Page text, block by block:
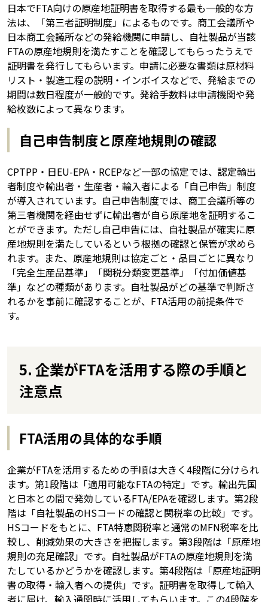
日本でFTA向けの原産地証明書を取得する最も一般的な方
法は、「第三者証明制度」によるものです。商工会議所や
日本商工会議所などの発給機関に申請し、自社製品が当該
FTAの原産地規則を満たすことを確認してもらったうえで
証明書を発行してもらいます。申請に必要な書類は原材料
リスト・製造工程の説明・インボイスなどで、発給までの
期間は数日程度が一般的です。発給手数料は申請機関や発
給枚数によって異なります。
自己申告制度と原産地規則の確認
CPTPP・日EU-EPA・RCEPなど一部の協定では、認定輸出
者制度や輸出者・生産者・輸入者による「自己申告」制度
が導入されています。自己申告制度では、商工会議所等の
第三者機関を経由せずに輸出者が自ら原産地を証明するこ
とができます。ただし自己申告には、自社製品が確実に原
産地規則を満たしているという根拠の確認と保管が求めら
れます。また、原産地規則は協定ごと・品目ごとに異なり
「完全生産品基準」「関税分類変更基準」「付加価値基
準」などの種類があります。自社製品がどの基準で判断さ
れるかを事前に確認することが、FTA活用の前提条件で
す。
5. 企業がFTAを活用する際の手順と
注意点
FTA活用の具体的な手順
企業がFTAを活用するための手順は大きく4段階に分けられ
ます。第1段階は「適用可能なFTAの特定」です。輸出先国
と日本との間で発効しているFTA/EPAを確認します。第2段
階は「自社製品のHSコードの確認と関税率の比較」です。
HSコードをもとに、FTA特恵関税率と通常のMFN税率を比
較し、削減効果の大きさを把握します。第3段階は「原産地
規則の充足確認」です。自社製品がFTAの原産地規則を満
たしているかどうかを確認します。第4段階は「原産地証明
書の取得・輸入者への提供」です。証明書を取得して輸入